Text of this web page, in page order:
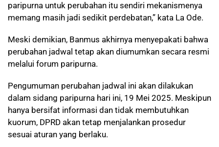
paripurna untuk perubahan itu sendiri mekanismenya
memang masih jadi sedikit perdebatan,” kata La Ode.
Meski demikian, Banmus akhirnya menyepakati bahwa
perubahan jadwal tetap akan diumumkan secara resmi
melalui forum paripurna.
Pengumuman perubahan jadwal ini akan dilakukan
dalam sidang paripurna hari ini, 19 Mei 2025. Meskipun
hanya bersifat informasi dan tidak membutuhkan
kuorum, DPRD akan tetap menjalankan prosedur
sesuai aturan yang berlaku.